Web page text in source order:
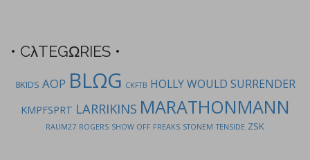
v
g
• CλTEGΩRIES •
8KIDS AOP BLΩG CKFTB HOLLY WOULD SURRENDER
KMPFSPRT LARRIKINS MARATHONMANN
RAUM27 ROGERS SHOW OFF FREAKS STONEM TENSIDE ZSK